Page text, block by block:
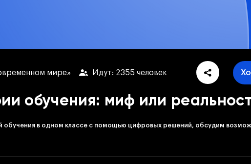
мире» Идут: 2355 человек
обучения: миф или
обучения в одном классе с помощью цифровых решений, обсудим